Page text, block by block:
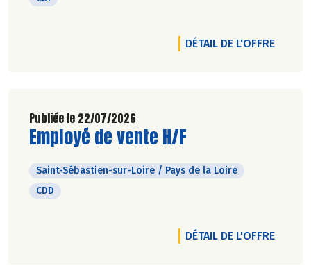
DÉTAIL DE L'OFFRE
Publiée le 22/07/2026
Découvrir l'offre d'emploi
Employé de vente H/F
Saint-Sébastien-sur-Loire / Pays de la Loire
CDD
DÉTAIL DE L'OFFRE